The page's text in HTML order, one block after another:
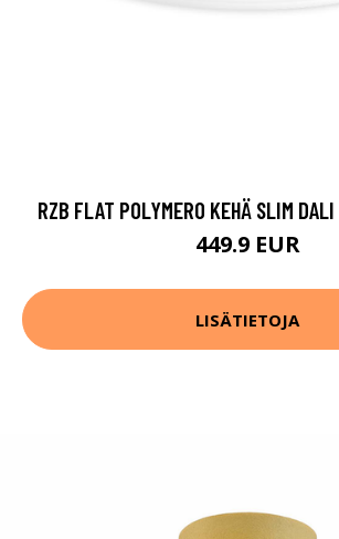
RZB FLAT POLYMERO KEHÄ SLIM
449.9 EUR
LISÄTIETOJA